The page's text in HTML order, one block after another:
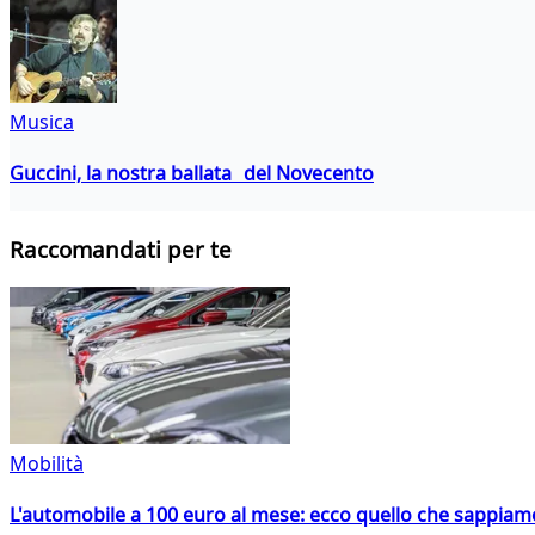
Musica
Guccini, la nostra ballata del Novecento
Raccomandati per te
Mobilità
L'automobile a 100 euro al mese: ecco quello che